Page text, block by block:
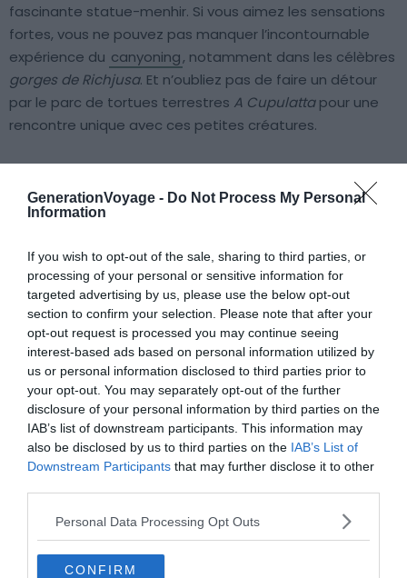
GenerationVoyage - Do Not Process My Personal
Information
If you wish to opt-out of the sale, sharing to third parties, or
processing of your personal or sensitive information for
targeted advertising by us, please use the below opt-out
section to confirm your selection. Please note that after your
opt-out request is processed you may continue seeing
interest-based ads based on personal information utilized by
us or personal information disclosed to third parties prior to
your opt-out. You may separately opt-out of the further
disclosure of your personal information by third parties on the
IAB’s list of downstream participants. This information may
also be disclosed by us to third parties on the IAB’s List of
Downstream Participants that may further disclose it to other
Personal Data Processing Opt Outs
CONFIRM
fascinante statue-menhir. Si vous aimez les sensations
fortes, vous ne pouvez pas manquer l’incontournable
expérience du canyoning, notamment dans les célèbres
gorges de Richjusa. Et n’oubliez pas de faire un détour
par le parc de tortues terrestres A Cupulattapour une
rencontre unique avec ces petites créatures.
À lire aussi sur le guide Corse :
Visiter la Corse-du-Sud : 10 incontournables à faire et
voir
Visiter la Corse : 10 incontournables à faire et voir
Visiter Cap Corse : 10 incontournables à faire et voir
12 endroits où faire du canyoning en Corse
La Vallée d’Asco pour son authenticité